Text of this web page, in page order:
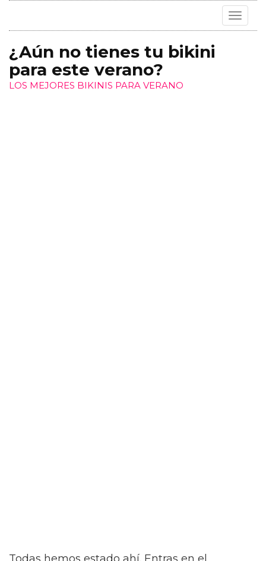
Toggle
¿Aún no tienes tu bikini
para este verano?